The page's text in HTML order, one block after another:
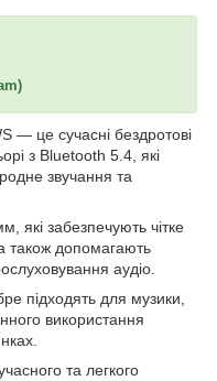
— це сучасні бездротові
з Bluetooth 5.4, які
звучання та
забезпечують чітке
також допомагають
аудіо.
підходять для музики,
використання
та легкого